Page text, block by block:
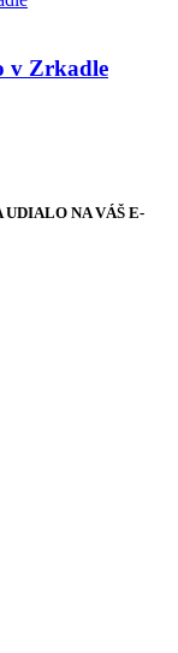
v Zrkadle
UDIALO NA VÁŠ E-